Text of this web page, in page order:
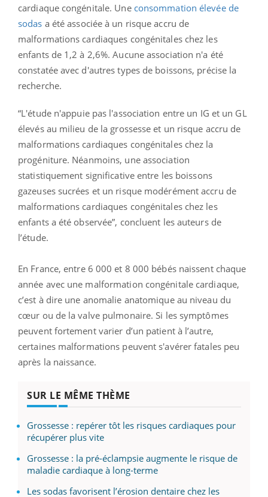
cardiaque congénitale. Une consommation élevée de
sodas a été associée à un risque accru de
malformations cardiaques congénitales chez les
enfants de 1,2 à 2,6%. Aucune association n'a été
constatée avec d'autres types de boissons, précise la
recherche.
“L'étude n'appuie pas l'association entre un IG et un GL
élevés au milieu de la grossesse et un risque accru de
malformations cardiaques congénitales chez la
progéniture. Néanmoins, une association
statistiquement significative entre les boissons
gazeuses sucrées et un risque modérément accru de
malformations cardiaques congénitales chez les
enfants a été observée”, concluent les auteurs de
l’étude.
En France, entre 6 000 et 8 000 bébés naissent chaque
année avec une malformation congénitale cardiaque,
c’est à dire une anomalie anatomique au niveau du
cœur ou de la valve pulmonaire. Si les symptômes
peuvent fortement varier d’un patient à l’autre,
certaines malformations peuvent s'avérer fatales peu
après la naissance.
SUR LE MÊME THÈME
Grossesse : repérer tôt les risques cardiaques pour
récupérer plus vite
Grossesse : la pré-éclampsie augmente le risque de
maladie cardiaque à long-terme
Les sodas favorisent l’érosion dentaire chez les